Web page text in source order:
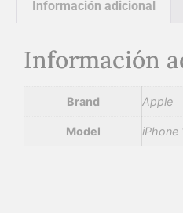
Información adicional
Información
Brand Apple
Model iPhone